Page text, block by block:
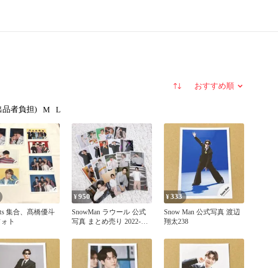
並び替え
品者負担) M L
集合、髙橋優斗
ト
¥950
SnowMan ラウール 公式
写真 まとめ売り 2022-
¥333
Snow Man 公式写真 渡辺
翔太238